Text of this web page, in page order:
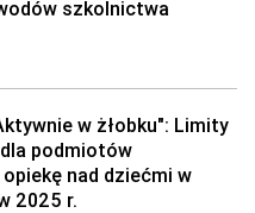
szkolnictwa
w żłobku": Limity
podmiotów
nad dziećmi w
2025 r.